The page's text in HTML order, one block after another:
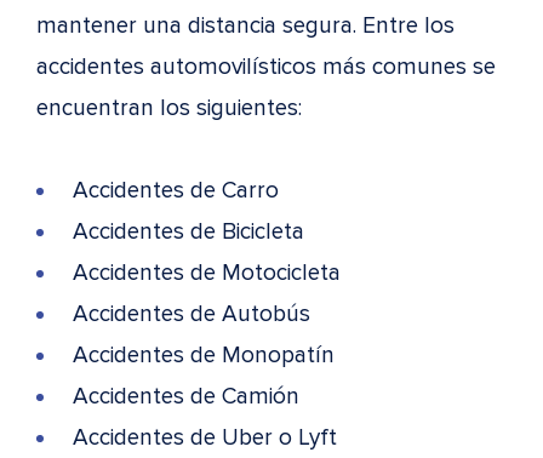
mantener una distancia segura. Entre los
accidentes automovilísticos más comunes se
encuentran los siguientes:
Accidentes de Carro
Accidentes de Bicicleta
Accidentes de Motocicleta
Accidentes de Autobús
Accidentes de Monopatín
Accidentes de Camión
Accidentes de Uber o Lyft